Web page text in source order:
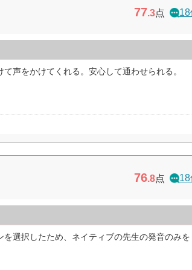
77.3点
声をかけてくれる。安心して通わせられる。
76.8点
選択したため、ネイティブの先生の発音のみを